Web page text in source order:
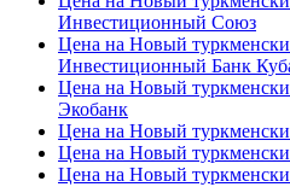
Инвестиционный Союз
Цена на Новый
Инвестиционный Банк
Цена на Новый
Экобанк
Цена на Новый
Цена на Новый
Цена на Новый